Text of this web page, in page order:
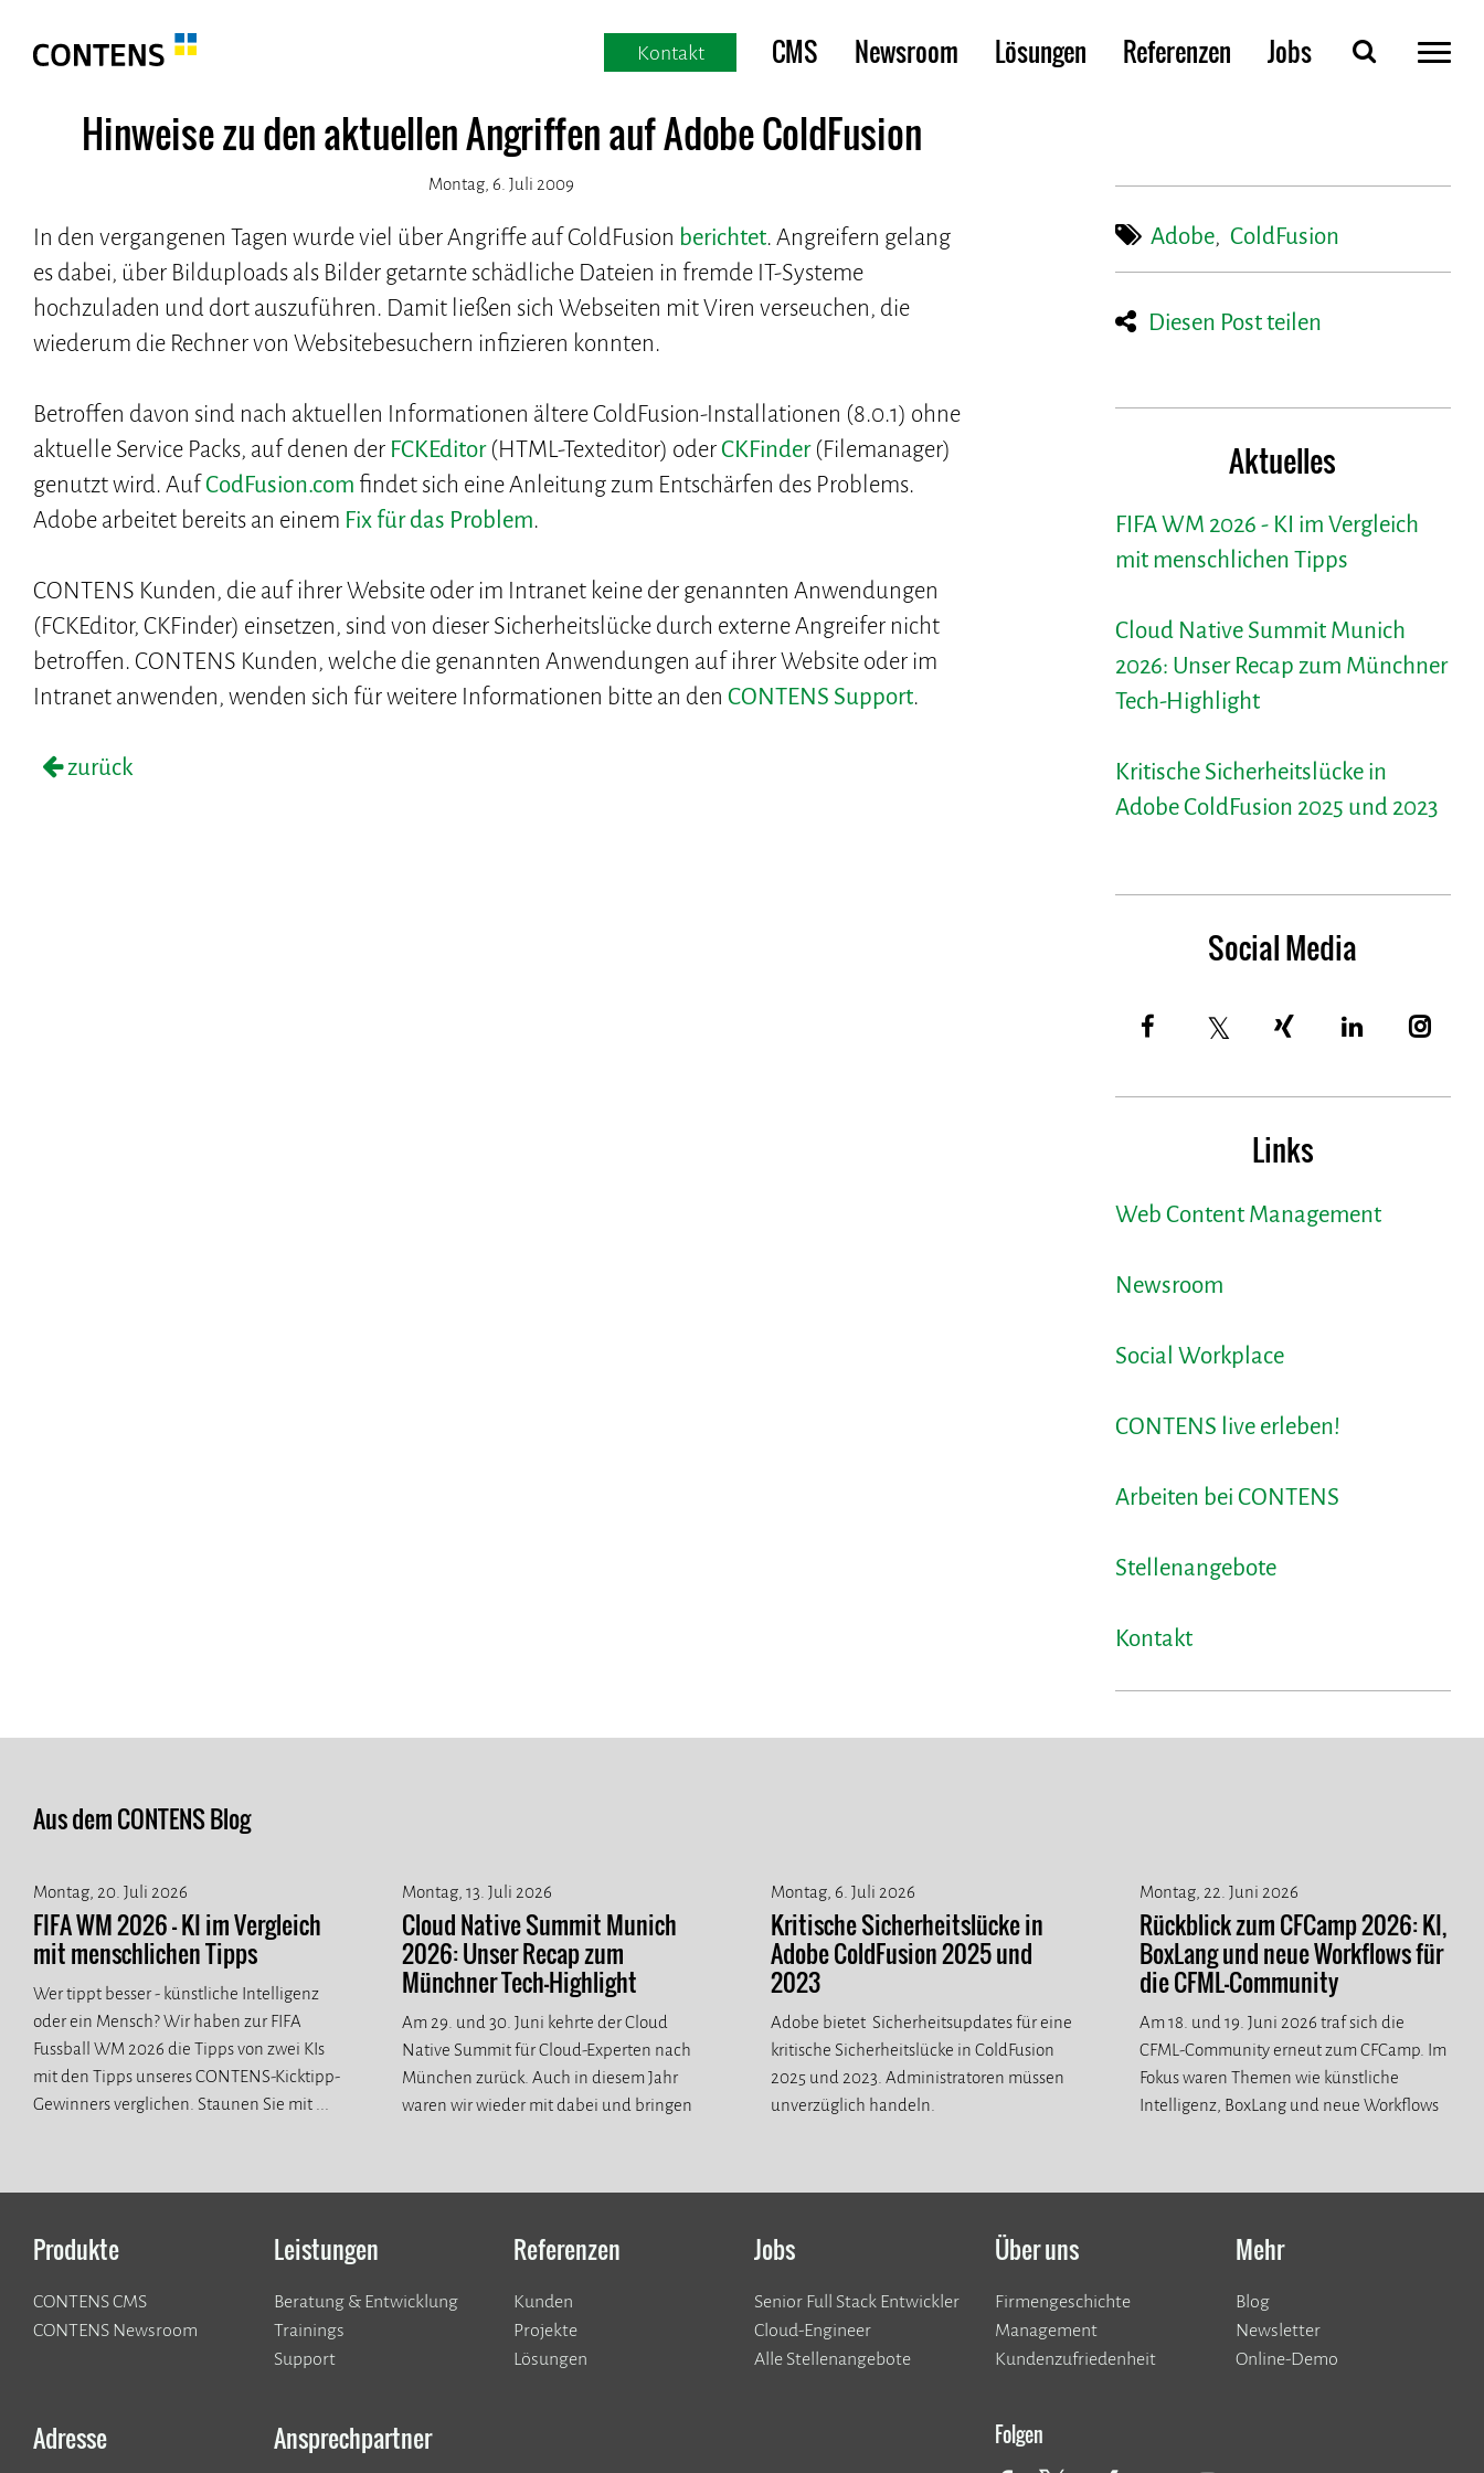
Kontakt CMS Newsroom Lösungen Referenzen Jobs
Hinweise zu den aktuellen Angriffen auf Adobe ColdFusion
Montag, 6. Juli 2009
In den vergangenen Tagen wurde viel über Angriffe auf ColdFusion berichtet. Angreifern gelang
es dabei, über Bilduploads als Bilder getarnte schädliche Dateien in fremde IT-Systeme
hochzuladen und dort auszuführen. Damit ließen sich Webseiten mit Viren verseuchen, die
wiederum die Rechner von Websitebesuchern infizieren konnten.
Betroffen davon sind nach aktuellen Informationen ältere ColdFusion-Installationen (8.0.1) ohne
aktuelle Service Packs, auf denen der FCKEditor(HTML-Texteditor) oderCKFinder(Filemanager)
genutzt wird. AufCodFusion.com findet sich eine Anleitung zum Entschärfen des Problems.
Adobe arbeitet bereits an einem Fix für das Problem.
CONTENS Kunden, die auf ihrer Website oder im Intranet keine der genannten Anwendungen
(FCKEditor, CKFinder) einsetzen, sind von dieser Sicherheitslücke durch externe Angreifer nicht
betroffen. CONTENS Kunden, welche die genannten Anwendungen auf ihrer Website oder im
Intranet anwenden, wenden sich für weitere Informationen bitte an denCONTENS Support.
zurück
Adobe, ColdFusion
Diesen Post teilen
Aktuelles
FIFA WM 2026 - KI im Vergleich
mit menschlichen Tipps
Cloud Native Summit Munich
2026: Unser Recap zum Münchner
Tech-Highlight
Kritische Sicherheitslücke in
Adobe ColdFusion 2025 und 2023
Social Media
Links
Web Content Management
Newsroom
Social Workplace
CONTENS live erleben!
Arbeiten bei CONTENS
Stellenangebote
Kontakt
Aus dem CONTENS Blog
Montag, 20. Juli 2026
FIFA WM 2026 - KI im Vergleich
mit menschlichen Tipps
Wer tippt besser - künstliche Intelligenz
oder ein Mensch? Wir haben zur FIFA
Fussball WM 2026 die Tipps von zwei KIs
mit den Tipps unseres CONTENS-Kicktipp-
Gewinners verglichen. Staunen Sie mit ...
Montag, 13. Juli 2026
Cloud Native Summit Munich
2026: Unser Recap zum
Münchner Tech-Highlight
Am 29. und 30. Juni kehrte der Cloud
Native Summit für Cloud-Experten nach
München zurück. Auch in diesem Jahr
waren wir wieder mit dabei und bringen
Montag, 6. Juli 2026
Kritische Sicherheitslücke in
Adobe ColdFusion 2025 und
2023
Adobe bietet Sicherheitsupdates für eine
kritische Sicherheitslücke in ColdFusion
2025 und 2023. Administratoren müssen
unverzüglich handeln.
Montag, 22. Juni 2026
Rückblick zum CFCamp 2026: KI,
BoxLang und neue Workflows für
die CFML-Community
Am 18. und 19. Juni 2026 traf sich die
CFML-Community erneut zum CFCamp. Im
Fokus waren Themen wie künstliche
Intelligenz, BoxLang und neue Workflows
Produkte
CONTENS CMS
CONTENS Newsroom
Leistungen
Beratung & Entwicklung
Trainings
Support
Referenzen
Kunden
​​​​​​​Projekte
Lösungen
Jobs
Senior Full Stack Entwickler
Cloud-Engineer
Alle Stellenangebote
Über uns
Firmengeschichte
Management
Kundenzufriedenheit
Mehr
Blog
Newsletter
Online-Demo
Adresse Ansprechpartner Folgen